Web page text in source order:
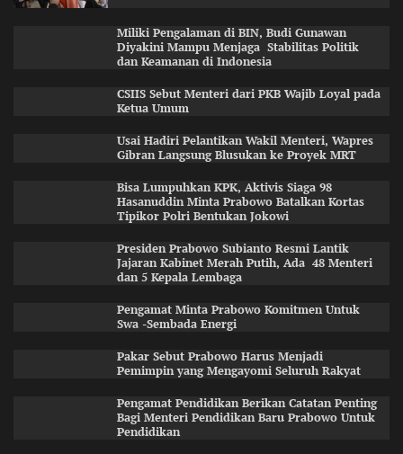
Miliki Pengalaman di BIN, Budi Gunawan
Diyakini Mampu Menjaga Stabilitas Politik
dan Keamanan di Indonesia
CSIIS Sebut Menteri dari PKB Wajib Loyal pada
Ketua Umum
Usai Hadiri Pelantikan Wakil Menteri, Wapres
Gibran Langsung Blusukan ke Proyek MRT
Bisa Lumpuhkan KPK, Aktivis Siaga 98
Hasanuddin Minta Prabowo Batalkan Kortas
Tipikor Polri Bentukan Jokowi
Presiden Prabowo Subianto Resmi Lantik
Jajaran Kabinet Merah Putih, Ada 48 Menteri
dan 5 Kepala Lembaga
Pengamat Minta Prabowo Komitmen Untuk
Swa -Sembada Energi
Pakar Sebut Prabowo Harus Menjadi
Pemimpin yang Mengayomi Seluruh Rakyat
Pengamat Pendidikan Berikan Catatan Penting
Bagi Menteri Pendidikan Baru Prabowo Untuk
Pendidikan